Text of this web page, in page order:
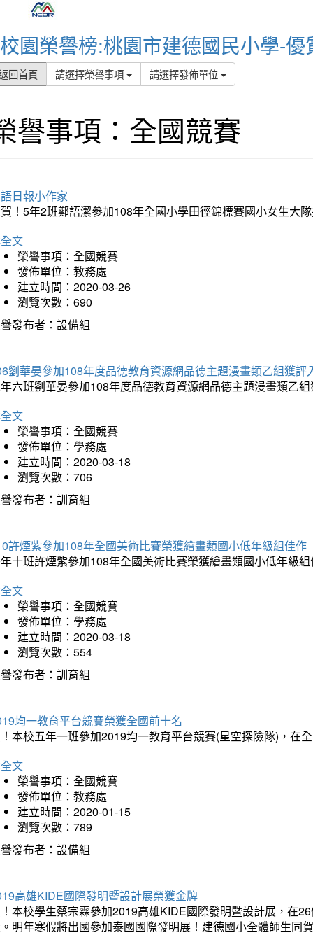
校園榮譽榜:桃園市建德國民小學-優
回首頁 請選擇榮譽事項 請選擇發佈單位
譽事項：全國競賽
日報小作家
！5年2班鄭語潔參加108年全國小學田徑錦標賽國小女生大
文
榮譽事項：全國競賽
發佈單位：教務處
建立時間：2020-03-26
瀏覽次數：690
發布者：設備組
劉華晏參加108年度品德教育資源網品德主題漫畫類乙組獲評
六班劉華晏參加108年度品德教育資源網品德主題漫畫類乙
文
榮譽事項：全國競賽
發佈單位：學務處
建立時間：2020-03-18
瀏覽次數：706
發布者：訓育組
許煙紫參加108年全國美術比賽榮獲繪畫類國小低年級組佳作
十班許煙紫參加108年全國美術比賽榮獲繪畫類國小低年級
文
榮譽事項：全國競賽
發佈單位：學務處
建立時間：2020-03-18
瀏覽次數：554
發布者：訓育組
均一教育平台競賽榮獲全國前十名
本校五年一班參加2019均一教育平台競賽(星空探險隊)，在
文
榮譽事項：全國競賽
發佈單位：教務處
建立時間：2020-01-15
瀏覽次數：789
發布者：設備組
高雄KIDE國際發明暨設計展榮獲金牌
本校學生蔡宗霖參加2019高雄KIDE國際發明暨設計展，在
明年寒假將出國參加泰國國際發明展！建德國小全體師生同